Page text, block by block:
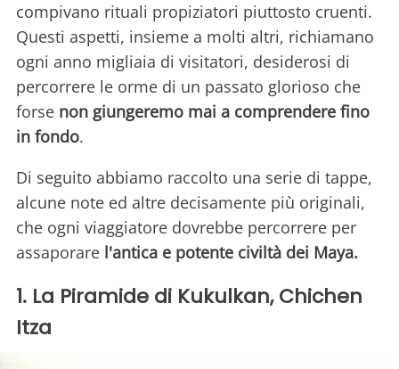
compivano rituali propiziatori piuttosto cruenti.
Questi aspetti, insieme a molti altri, richiamano
ogni anno migliaia di visitatori, desiderosi di
percorrere le orme di un passato glorioso che
forse non giungeremo mai a comprendere fino
in fondo.
Di seguito abbiamo raccolto una serie di tappe,
alcune note ed altre decisamente più originali,
che ogni viaggiatore dovrebbe percorrere per
assaporare l'antica e potente civiltà dei Maya.
1. La Piramide di Kukulkan, Chichen
Itza